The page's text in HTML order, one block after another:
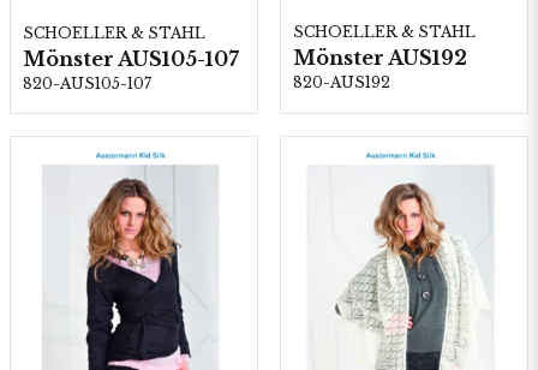
SCHOELLER & STAHL
Mönster AUS105-107
820-AUS105-107
SCHOELLER & STAHL
Mönster AUS192
820-AUS192